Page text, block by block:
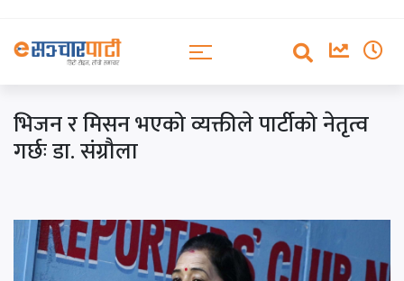
भिजन र मिसन भएको व्यक्तीले पार्टीको नेतृत्व
गर्छः डा. संग्रौला